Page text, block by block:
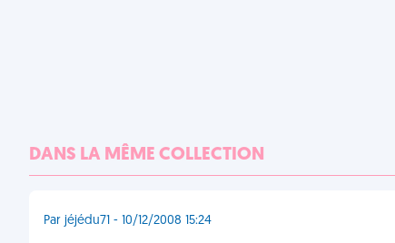
DANS LA MÊME COLLECTION
Par jéjédu71 - 10/12/2008 15:24